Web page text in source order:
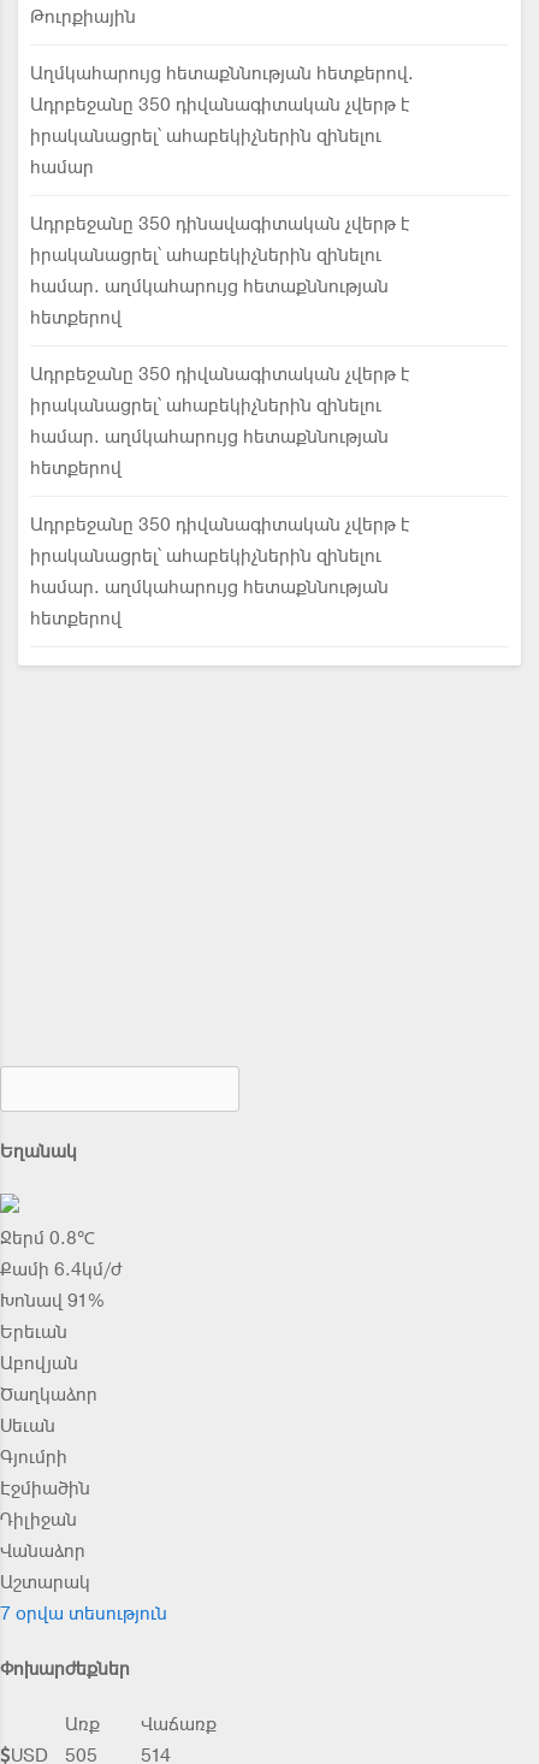
Թուրքիային
Աղմկահարույց հետաքննության հետքերով.
Ադրբեջանը 350 դիվանագիտական չվերթ է
իրականացրել՝ ահաբեկիչներին զինելու
համար
Ադրբեջանը 350 դինավագիտական չվերթ է
իրականացրել՝ ահաբեկիչներին զինելու
համար. աղմկահարույց հետաքննության
հետքերով
Ադրբեջանը 350 դիվանագիտական չվերթ է
իրականացրել՝ ահաբեկիչներին զինելու
համար. աղմկահարույց հետաքննության
հետքերով
Ադրբեջանը 350 դիվանագիտական չվերթ է
իրականացրել՝ ահաբեկիչներին զինելու
համար. աղմկահարույց հետաքննության
հետքերով
Եղանակ
Ջերմ 0.8℃
Քամի 6.4կմ/ժ
Խոնավ 91%
Երեւան
Աբովյան
Ծաղկաձոր
Սեւան
Գյումրի
Էջմիածին
Դիլիջան
Վանաձոր
Աշտարակ
7 օրվա տեսություն
Փոխարժեքներ
Առք
Վաճառք
USD
505 514